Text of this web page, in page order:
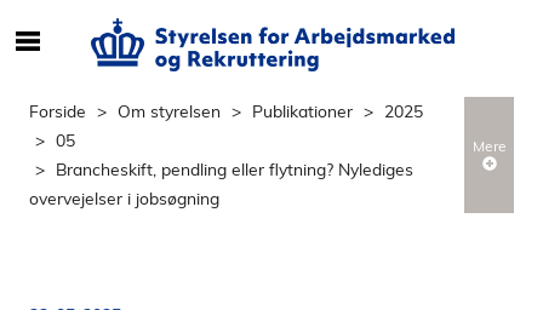
e
f
n
Forside Om styrelsen Publikationer
2025
05
Brancheskift, pendling eller flytning? Nylediges
overvejelser i jobsøgning